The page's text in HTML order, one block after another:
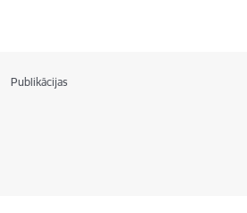
Publikācijas